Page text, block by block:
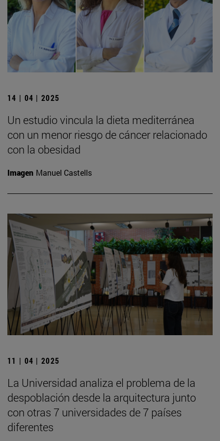
14 | 04 | 2025
Un estudio vincula la dieta mediterránea
con un menor riesgo de cáncer relacionado
con la obesidad
Imagen Manuel Castells
11 | 04 | 2025
La Universidad analiza el problema de la
despoblación desde la arquitectura junto
con otras 7 universidades de 7 países
diferentes